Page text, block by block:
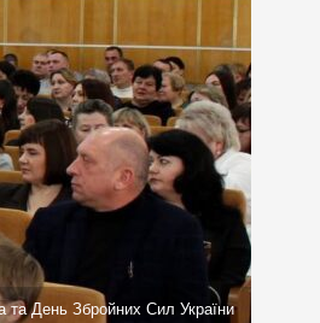
та День Збройних Сил України